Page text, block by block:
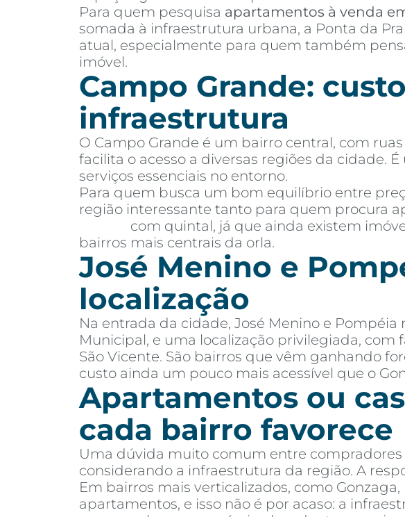
Para quem pesquisa apartamentos à venda
somada à infraestrutura urbana, a Ponta da
atual, especialmente para quem também
imóvel.
Campo Grande:
infraestrutura
O Campo Grande é um bairro central, com
facilita o acesso a diversas regiões da cidade.
serviços essenciais no entorno.
Para quem busca um bom equilíbrio entre
região interessante tanto para quem procura
com quintal, já que ainda existem
bairros mais centrais da orla.
José Menino e
localização
Na entrada da cidade, José Menino e
Municipal, e uma localização privilegiada, com
São Vicente. São bairros que vêm ganhando
custo ainda um pouco mais acessível que o
Apartamentos ou
cada bairro favorece
Uma dúvida muito comum entre
considerando a infraestrutura da região. A
Em bairros mais verticalizados, como
apartamentos, e isso não é por acaso: a